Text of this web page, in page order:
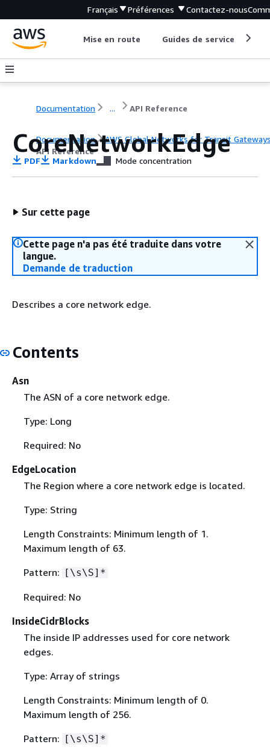
Français Préférences Contactez-nous
Mise en route Guides de service
Documentation ... API Reference
Documentation
AWS Global Networks for Transit
API Reference
CoreNetworkEdge
PDF Markdown Mode concentration
Sur cette page
Cette page n'a pas été traduite dans votre
langue.
Demande de traduction
Describes a core network edge.
Contents
Asn
The ASN of a core network edge.
Type: Long
Required: No
EdgeLocation
The Region where a core network edge is located.
Type: String
Length Constraints: Minimum length of 1.
Maximum length of 63.
Pattern: [\s\S]*
Required: No
InsideCidrBlocks
The inside IP addresses used for core network
edges.
Type: Array of strings
Length Constraints: Minimum length of 0.
Maximum length of 256.
Pattern: [\s\S]*